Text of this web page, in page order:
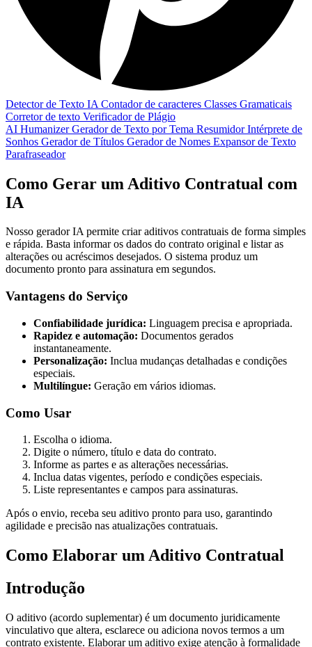
Detector de Texto IA Contador de caracteres Classes Gramaticais
Corretor de texto Verificador de Plágio
AI HumanizerGerador de Texto por Tema ResumidorIntérprete de
Sonhos Gerador de Títulos Gerador de Nomes Expansor de Texto
Parafraseador
Como Gerar um Aditivo Contratual com
IA
Nosso gerador IA permite criar aditivos contratuais de forma simples
e rápida. Basta informar os dados do contrato original e listar as
alterações ou acréscimos desejados. O sistema produz um
documento pronto para assinatura em segundos.
Vantagens do Serviço
Confiabilidade jurídica: Linguagem precisa e apropriada.
Rapidez e automação: Documentos gerados
instantaneamente.
Personalização: Inclua mudanças detalhadas e condições
especiais.
Multilíngue: Geração em vários idiomas.
Como Usar
Escolha o idioma.
Digite o número, título e data do contrato.
Informe as partes e as alterações necessárias.
Inclua datas vigentes, período e condições especiais.
Liste representantes e campos para assinaturas.
Após o envio, receba seu aditivo pronto para uso, garantindo
agilidade e precisão nas atualizações contratuais.
Como Elaborar um Aditivo Contratual
Introdução
O aditivo (acordo suplementar) é um documento juridicamente
vinculativo que altera, esclarece ou adiciona novos termos a um
contrato existente. Elaborar um aditivo exige atenção à formalidade